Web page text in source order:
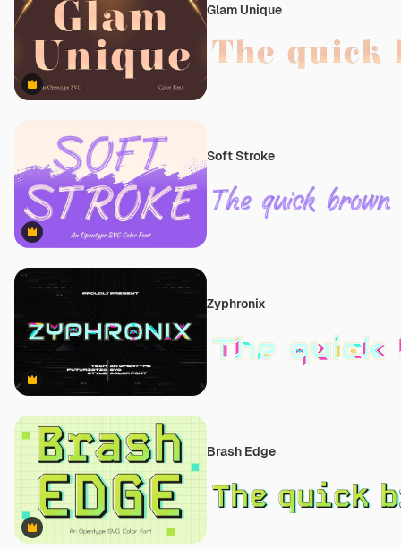
Premium
Glam Unique
Premium
Soft Stroke
Premium
Zyphronix
Premium
Brash Edge